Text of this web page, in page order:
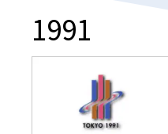
1991